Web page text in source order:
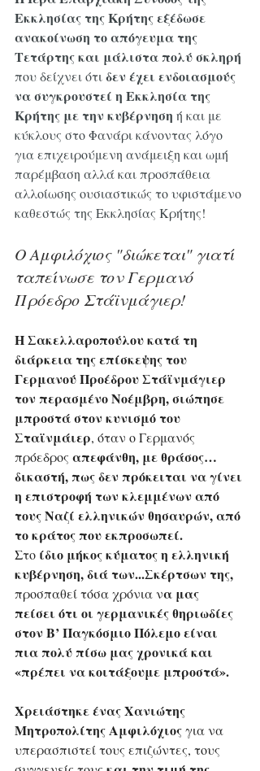
Εκκλησίας της Κρήτης εξέδωσε
ανακοίνωση το απόγευμα της
Τετάρτης και μάλιστα πολύ σκληρή
που δείχνει ότι δεν έχει ενδοιασμούς
να συγκρουστεί η Εκκλησία της
Κρήτης με την κυβέρνηση ή και με
κύκλους στο Φανάρι κάνοντας λόγο
για επιχειρούμενη ανάμειξη και ωμή
παρέμβαση αλλά και προσπάθεια
αλλοίωσης ουσιαστικώς το υφιστάμενο
καθεστώς της Εκκλησίας Κρήτης!
Ο Αμφιλόχιος "διώκεται" γιατί
ταπείνωσε τον Γερμανό
Πρόεδρο Στάϊνμάγιερ!
Η Σακελλαροπούλου κατά τη
διάρκεια της επίσκεψης του
Γερμανού Προέδρου Στάϊνμάγιερ
τον περασμένο Νοέμβρη, σιώπησε
μπροστά στον κυνισμό του
Σταϊνμάιερ, όταν ο Γερμανός
πρόεδρος απεφάνθη, με θράσος…
δικαστή, πως δεν πρόκειται να γίνει
η επιστροφή των κλεμμένων από
τους Ναζί ελληνικών θησαυρών, από
το κράτος που εκπροσωπεί.
Στο ίδιο μήκος κύματος η ελληνική
κυβέρνηση, διά των...Σκέρτσων της,
προσπαθεί τόσα χρόνια να μας
πείσει ότι οι γερμανικές θηριωδίες
στον Β’ Παγκόσμιο Πόλεμο είναι
πια πολύ πίσω μας χρονικά και
«πρέπει να κοιτάξουμε μπροστά».
Χρειάστηκε ένας Χανιώτης
Μητροπολίτης Αμφιλόχιος για να
υπερασπιστεί τους επιζώντες, τους